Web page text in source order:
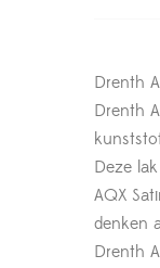
Drenth
Drenth
Deze
AQX
denken
Drenth